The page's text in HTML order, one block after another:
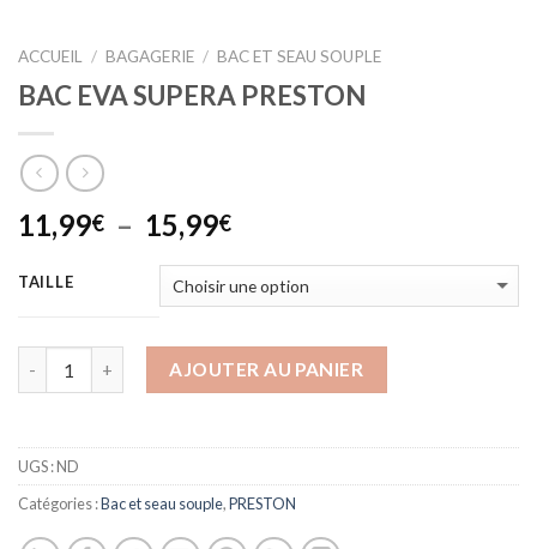
ACCUEIL / BAGAGERIE / BAC ET SEAU SOUPLE
BAC EVA SUPERA PRESTON
11,99€ – 15,99€Plage
prix :
11,99€
à
15,99€
TAILLE
AJOUTER AU PANIER
UGS :ND
Catégories :Bac et seau souple,PRESTON